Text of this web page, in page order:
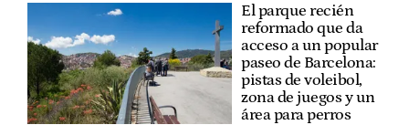
El parque recién
reformado que da
acceso a un popular
paseo de Barcelona:
pistas de voleibol,
zona de juegos y un
área para perros